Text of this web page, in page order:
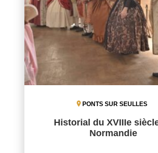
PONTS SUR SEULLES
Historial du XVIIIe
Normandie